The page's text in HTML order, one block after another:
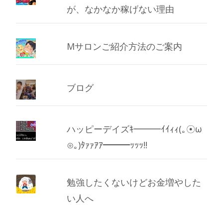
が、なかなか稼げない理由
Mサロンご紹介方法のご案内
ブログ
ハッピーデイズｷ━━━ｲｲｨｨ(｡☉ω
⊙｡)ﾀｧｧｱｱ━━━ｯｯｯ!!
勉強したくないけどお金増やした
い人へ